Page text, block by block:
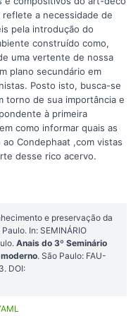
a necessidade de
pela introdução do
construído como,
uma vertente de nossa
plano secundário em
Posto isto, busca-se
torno de sua importância e
à primeira
como informar quais as
Condephaat ,com vistas
desse rico acervo.
e preservação da
In: SEMINÁRIO
Anais do 3º Seminário
. São Paulo: FAU-
DOI: